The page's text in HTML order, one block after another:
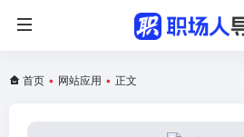
首页 • 网站应用 • 正文